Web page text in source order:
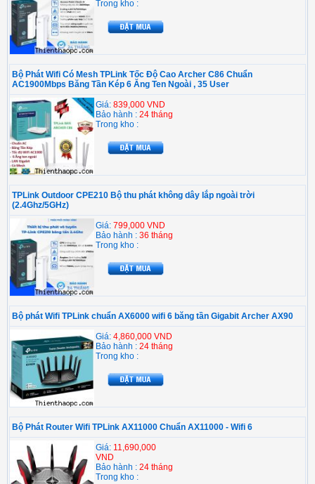
Trong kho :
Bộ Phát Wifi Có Mesh TPLink Tốc Độ Cao Archer C86 Chuẩn
AC1900Mbps Băng Tần Kép 6 Ăng Ten Ngoài , 35 User
Giá: 839,000 VND
Bảo hành : 24 tháng
Trong kho :
TPLink Outdoor CPE210 Bộ thu phát không dây lắp ngoài trời
(2.4Ghz/5GHz)
Giá: 799,000 VND
Bảo hành : 36 tháng
Trong kho :
Bộ phát Wifi TPLink chuẩn AX6000 wifi 6 băng tần Gigabit Archer AX90
Giá: 4,860,000 VND
Bảo hành : 24 tháng
Trong kho :
Bộ Phát Router Wifi TPLink AX11000 Chuẩn AX11000 - Wifi 6
Giá: 11,690,000
VND
Bảo hành : 24 tháng
Trong kho :